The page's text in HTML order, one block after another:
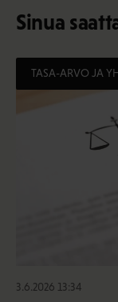
Sinua
TASA-ARVO JA
3.6.2026 13:34